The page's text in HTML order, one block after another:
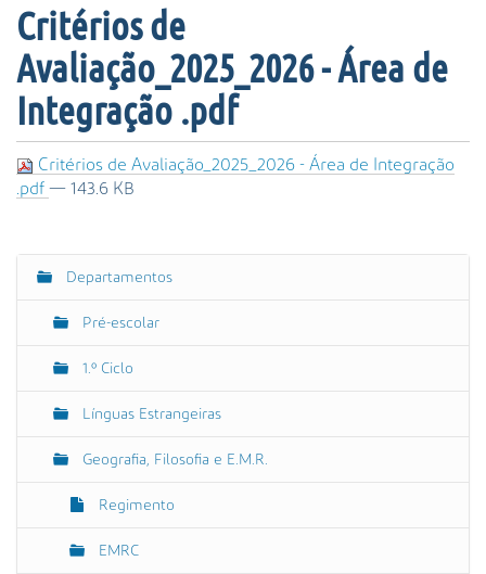
s
A
v
n
ç
a
Critérios de
Avaliação_2025_2026 - Área de
Integração .pdf
Critérios de Avaliação_2025_2026 - Área de Integração
.pdf — 143.6 KB
N
Departamentos
Pré-escolar
1.º Ciclo
Línguas Estrangeiras
Geografia, Filosofia e E.M.R.
Regimento
EMRC